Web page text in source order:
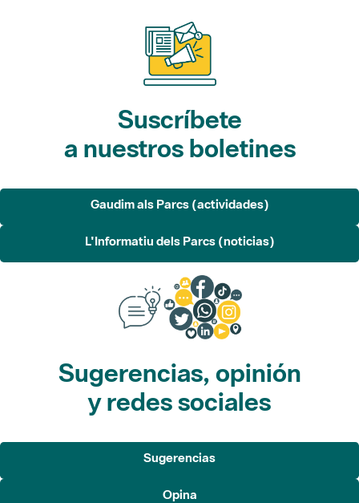
Suscríbete
a nuestros boletines
Gaudim als Parcs (actividades)
L'Informatiu dels Parcs (noticias)
Sugerencias, opinión
y redes sociales
Sugerencias
Opina